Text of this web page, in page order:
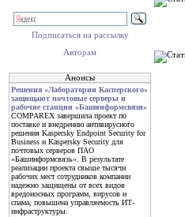
Подписаться на рассылку
Авторам
Анонсы
Решения «Лаборатории Касперского»
защищают почтовые серверы и
рабочие станции «Башинформсвязи»
COMPAREX завершила проект по
поставке и внедрению антивирусного
решения Kaspersky Endpoint Security for
Business и Kaspersky Security для
почтовых серверов ПАО
«Башинформсвязь». В результате
реализации проекта свыше тысячи
рабочих мест сотрудников компании
надежно защищены от всех видов
вредоносных программ, вирусов и
спама, повышена управляемость ИТ-
инфраструктуры.